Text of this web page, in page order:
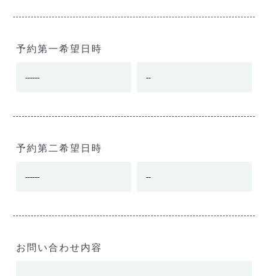
予約第一希望日時
予約第二希望日時
お問い合わせ内容